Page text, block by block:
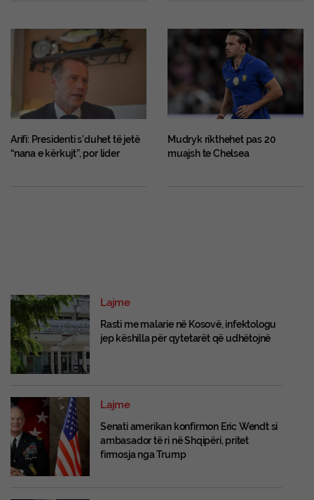
Arifi: Presidenti s’duhet të jetë
“nana e kërkujt”, por lider
Mudryk rikthehet pas 20
muajsh te Chelsea
Lajme
Rasti me malarie në Kosovë, infektologu
jep këshilla për qytetarët që udhëtojnë
Lajme
Senati amerikan konfirmon Eric Wendt si
ambasador të ri në Shqipëri, pritet
firmosja nga Trump